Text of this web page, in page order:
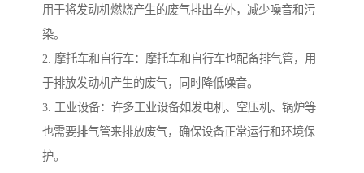
用于将发动机燃烧产生的废气排出车外，减少噪音和污
染。
2. 摩托车和自行车：摩托车和自行车也配备排气管，用
于排放发动机产生的废气，同时降低噪音。
3. 工业设备：许多工业设备如发电机、空压机、锅炉等
也需要排气管来排放废气，确保设备正常运行和环境保
护。